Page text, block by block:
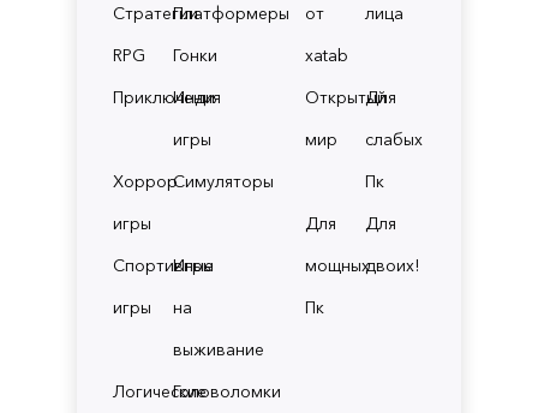
СтратегииПлатформеры
RPG
Гонки
Приключения
Инди
игры
Хоррор
игры
Симуляторы
Спортивные
игры
Игры
на
выживание
ЛогическиеГоловоломки
от
xatab
лица
Открытый
мир
Для
слабых
Пк
Для
мощных
Пк
Для
двоих!